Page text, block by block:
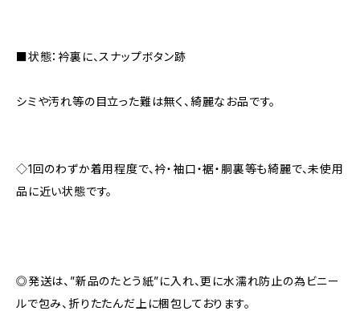
■状態：衿裏に、スナップボタン跡
シミや汚れ等の目立った難は無く、綺麗なお品です。
◇1回のわずか着用程度で、衿・袖口・裾・胴裏等も綺麗で、未使用
品に近い状態です。
◎発送は、”新品のたとう紙”に入れ、更に水濡れ防止の為ビニー
ルで包み、折りたたんだ上に梱包しております。